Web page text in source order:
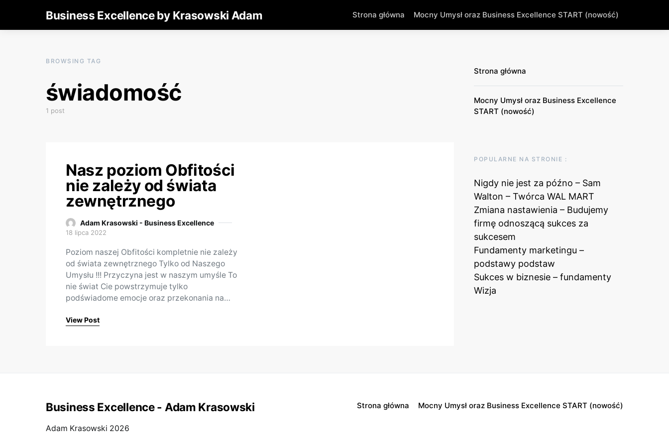
Business Excellence by Krasowski Adam Strona główna Mocny Umysł oraz Business Excellence START (nowość)
BROWSING TAG
świadomość
1 post
Nasz poziom Obfitości
nie zależy od świata
zewnętrznego
Adam Krasowski - Business Excellence
Posted on
18 lipca 2022
Poziom naszej Obfitości kompletnie nie zależy
od świata zewnętrznego Tylko od Naszego
Umysłu !!! Przyczyna jest w naszym umyśle To
nie świat Cie powstrzymuje tylko
podświadome emocje oraz przekonania na…
View Post
Strona główna
Mocny Umysł oraz Business Excellence
START (nowość)
POPULARNE NA STRONIE :
Nigdy nie jest za późno – Sam
Walton – Twórca WAL MART
Zmiana nastawienia – Budujemy
firmę odnoszącą sukces za
sukcesem
Fundamenty marketingu –
podstawy podstaw
Sukces w biznesie – fundamenty
Wizja
Business Excellence - Adam Krasowski Strona główna Mocny Umysł oraz Business Excellence START (nowość)
Adam Krasowski 2026